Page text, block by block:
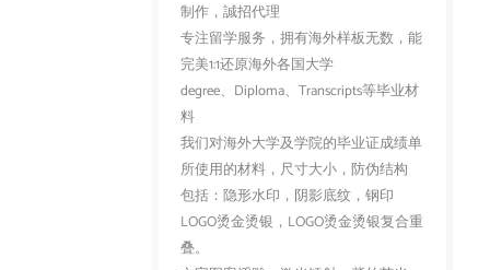
制作，誠招代理
专注留学服务，拥有海外样板无数，能
完美1:1还原海外各国大学
degree、Diploma、Transcripts等毕业材
料
我们对海外大学及学院的毕业证成绩单
所使用的材料，尺寸大小，防伪结构
包括：隐形水印，阴影底纹，钢印
LOGO烫金烫银，LOGO烫金烫银复合重
叠。